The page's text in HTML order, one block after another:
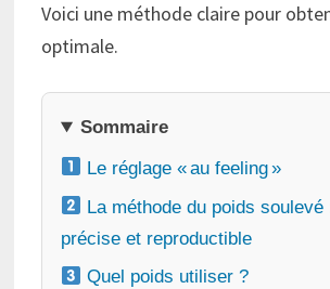
Voici une méthode claire pour
optimale.
Sommaire
Le réglage « au feeling »
La méthode du poids soulevé
précise et reproductible
Quel poids utiliser ?